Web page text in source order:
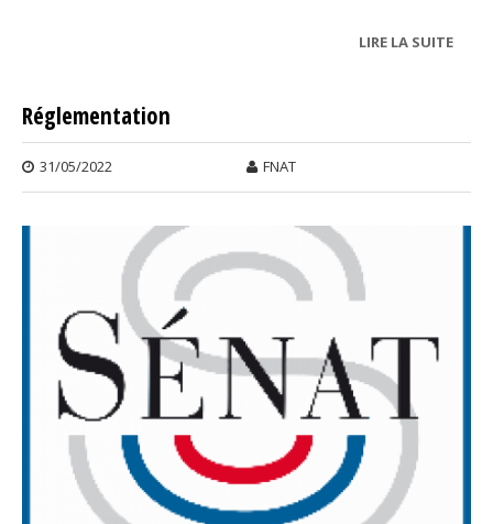
LIRE LA SUITEDE
Réglementation
31/05/2022 FNAT